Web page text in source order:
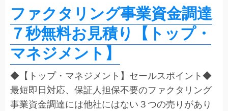
ファクタリング事業資金調達
７秒無料お見積り【トップ・
マネジメント】
◆【トップ・マネジメント】セールスポイント◆
最短即日対応、保証人担保不要のファクタリング
事業資金調達には他社にはない３つの売りがあり